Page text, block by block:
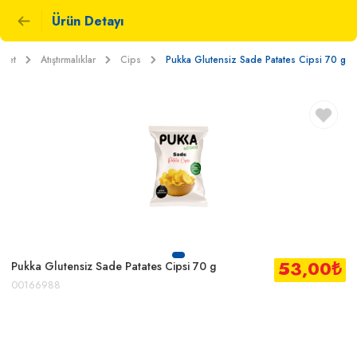
Ürün Detayı
Atıştırmalıklar Cips Pukka Glutensiz Sade Patates Cipsi 70 g
Pukka Glutensiz Sade Patates Cipsi 70 g
00166988
53,00₺